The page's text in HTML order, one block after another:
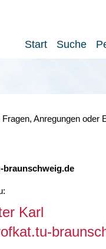
Start Suche
Anregungen oder
braunschweig.de
Karl